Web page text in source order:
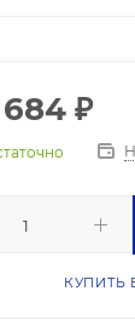
₽
КУПИТЬ